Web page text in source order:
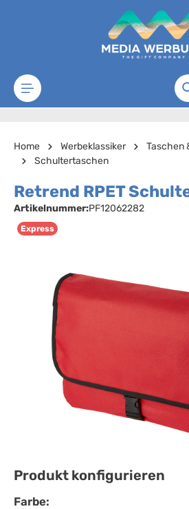
Zum Hauptinhalt springen
Home Werbeklassiker Taschen
Schultertaschen
Retrend RPET
Artikelnummer:PF12062282
Express
Produkt konfigurieren
Farbe: